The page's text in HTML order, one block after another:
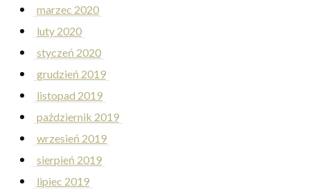
marzec 2020
luty 2020
styczeń 2020
grudzień 2019
listopad 2019
październik 2019
wrzesień 2019
sierpień 2019
lipiec 2019